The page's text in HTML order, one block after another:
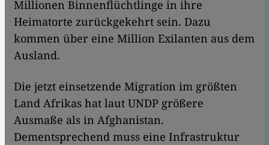
Millionen Binnenflüchtlinge in ihre
Heimatorte zurückgekehrt sein. Dazu
kommen über eine Million Exilanten aus dem
Ausland.
Die jetzt einsetzende Migration im größten
Land Afrikas hat laut UNDP größere
Ausmaße als in Afghanistan.
Dementsprechend muss eine Infrastruktur